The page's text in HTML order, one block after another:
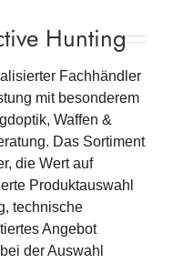
Hunting
Fachhändler
mit besonderem
Waffen &
Das Sortiment
die Wert auf
Produktauswahl
technische
Angebot
der Auswahl